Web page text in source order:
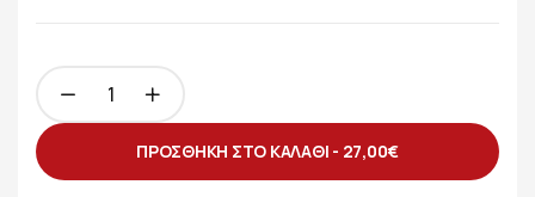
ΠΡΟΣΘΗΚΗ ΣΤΟ ΚΑΛΑΘΙ - 27,00€